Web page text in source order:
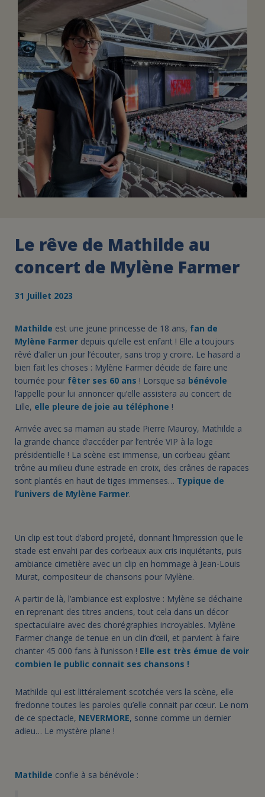
FAIRE UN DON
ASSURANCE VIE/LEGS
ESPACE PRESSE
JE DEVIENS
BÉNÉVOLE
DEVENIR
UN PETIT PRINCE
Le rêve de Mathilde au
concert de Mylène Farmer
31 Juillet 2023
Mathilde est une jeune princesse de 18 ans, fan de
Mylène Farmer depuis qu’elle est enfant ! Elle a toujours
rêvé d’aller un jour l’écouter, sans trop y croire. Le hasard a
bien fait les choses : Mylène Farmer décide de faire une
tournée pour fêter ses 60 ans ! Lorsque sa bénévole
l’appelle pour lui annoncer qu’elle assistera au concert de
Lille, elle pleure de joie au téléphone !
Arrivée avec sa maman au stade Pierre Mauroy, Mathilde a
la grande chance d’accéder par l’entrée VIP à la loge
présidentielle ! La scène est immense, un corbeau géant
trône au milieu d’une estrade en croix, des crânes de rapaces
sont plantés en haut de tiges immenses… Typique de
l’univers de Mylène Farmer.
Un clip est tout d’abord projeté, donnant l’impression que le
stade est envahi par des corbeaux aux cris inquiétants, puis
ambiance cimetière avec un clip en hommage à Jean-Louis
Murat, compositeur de chansons pour Mylène.
A partir de là, l’ambiance est explosive : Mylène se déchaine
en reprenant des titres anciens, tout cela dans un décor
spectaculaire avec des chorégraphies incroyables. Mylène
Farmer change de tenue en un clin d’œil, et parvient à faire
chanter 45 000 fans à l’unisson ! Elle est très émue de voir
combien le public connait ses chansons !
Mathilde qui est littéralement scotchée vers la scène, elle
fredonne toutes les paroles qu’elle connait par cœur. Le nom
de ce spectacle, NEVERMORE, sonne comme un dernier
adieu… Le mystère plane !
Mathilde confie à sa bénévole :